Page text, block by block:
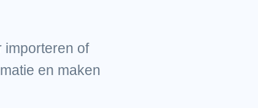
importeren of
en maken